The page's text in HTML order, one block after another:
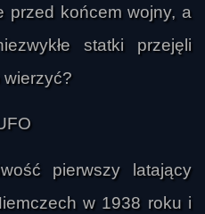
przed końcem wojny, a
statki przejęli
wierzyć?
pierwszy latający
w 1938 roku i